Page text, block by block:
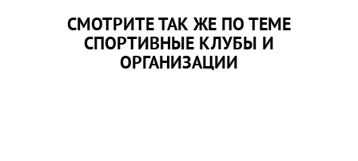
СМОТРИТЕ ТАК ЖЕ ПО ТЕМЕ
СПОРТИВНЫЕ КЛУБЫ И
ОРГАНИЗАЦИИ